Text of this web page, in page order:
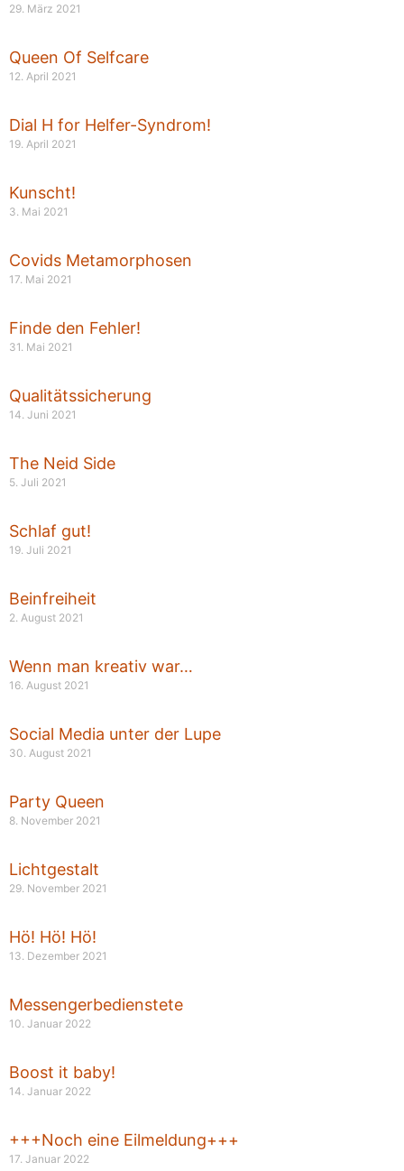
29. März 2021
Queen Of Selfcare
12. April 2021
Dial H for Helfer-Syndrom!
19. April 2021
Kunscht!
3. Mai 2021
Covids Metamorphosen
17. Mai 2021
Finde den Fehler!
31. Mai 2021
Qualitätssicherung
14. Juni 2021
The Neid Side
5. Juli 2021
Schlaf gut!
19. Juli 2021
Beinfreiheit
2. August 2021
Wenn man kreativ war…
16. August 2021
Social Media unter der Lupe
30. August 2021
Party Queen
8. November 2021
Lichtgestalt
29. November 2021
Hö! Hö! Hö!
13. Dezember 2021
Messengerbedienstete
10. Januar 2022
Boost it baby!
14. Januar 2022
+++Noch eine Eilmeldung+++
17. Januar 2022